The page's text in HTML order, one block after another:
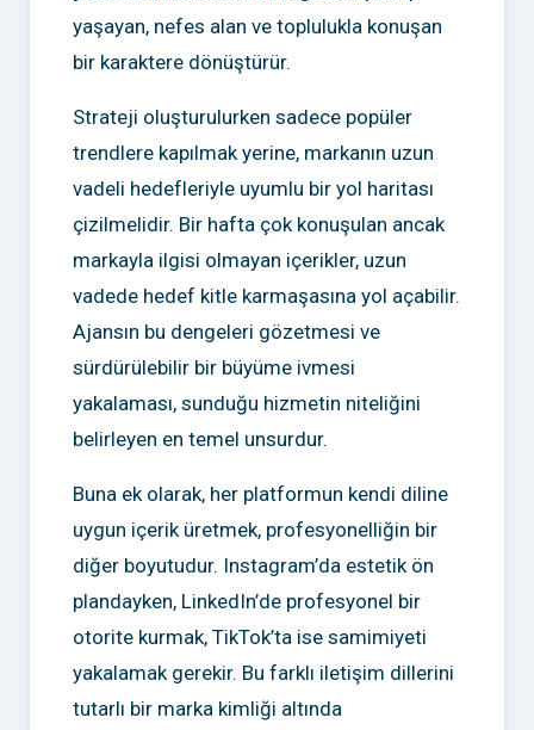
yaşayan, nefes alan ve toplulukla konuşan
bir karaktere dönüştürür.
Strateji oluşturulurken sadece popüler
trendlere kapılmak yerine, markanın uzun
vadeli hedefleriyle uyumlu bir yol haritası
çizilmelidir. Bir hafta çok konuşulan ancak
markayla ilgisi olmayan içerikler, uzun
vadede hedef kitle karmaşasına yol açabilir.
Ajansın bu dengeleri gözetmesi ve
sürdürülebilir bir büyüme ivmesi
yakalaması, sunduğu hizmetin niteliğini
belirleyen en temel unsurdur.
Buna ek olarak, her platformun kendi diline
uygun içerik üretmek, profesyonelliğin bir
diğer boyutudur. Instagram’da estetik ön
plandayken, LinkedIn’de profesyonel bir
otorite kurmak, TikTok’ta ise samimiyeti
yakalamak gerekir. Bu farklı iletişim dillerini
tutarlı bir marka kimliği altında